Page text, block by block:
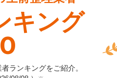
キング
ランキングをご紹介。